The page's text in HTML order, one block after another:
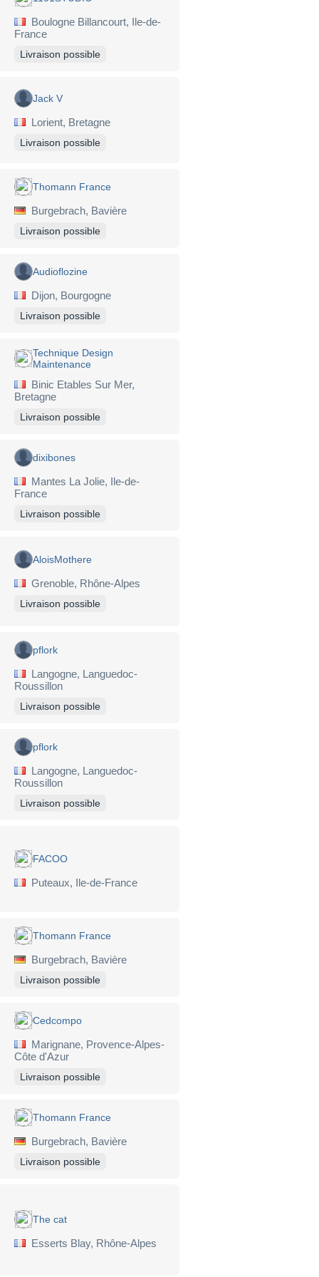
Boulogne Billancourt, Ile-de-
France
Livraison possible
Jack V
Lorient, Bretagne
Livraison possible
Thomann France
Burgebrach, Bavière
Livraison possible
Audioflozine
Dijon, Bourgogne
Livraison possible
Technique Design
Maintenance
Binic Etables Sur Mer,
Bretagne
Livraison possible
dixibones
Mantes La Jolie, Ile-de-
France
Livraison possible
AloisMothere
Grenoble, Rhône-Alpes
Livraison possible
pflork
Langogne, Languedoc-
Roussillon
Livraison possible
pflork
Langogne, Languedoc-
Roussillon
Livraison possible
FACOO
Puteaux, Ile-de-France
Thomann France
Burgebrach, Bavière
Livraison possible
Cedcompo
Marignane, Provence-Alpes-
Côte d'Azur
Livraison possible
Thomann France
Burgebrach, Bavière
Livraison possible
The cat
Esserts Blay, Rhône-Alpes